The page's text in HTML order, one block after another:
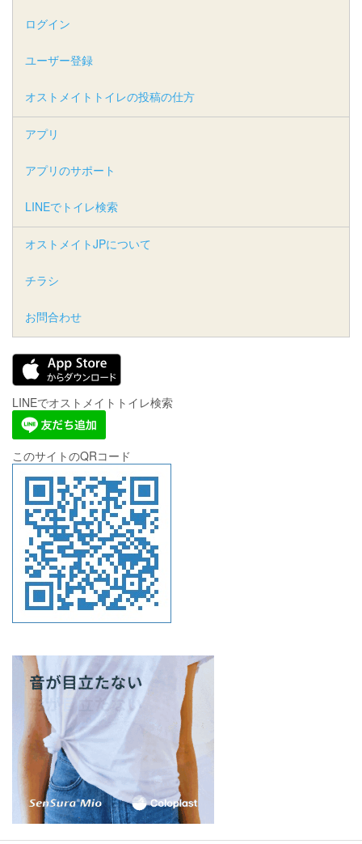
ログイン
ユーザー登録
オストメイトトイレの投稿の仕方
アプリ
アプリのサポート
LINEでトイレ検索
オストメイトJPについて
チラシ
お問合わせ
LINEでオストメイトトイレ検索
このサイトのQRコード